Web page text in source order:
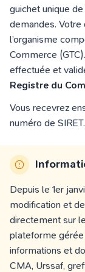
guichet unique
demandes. Votre
l’organisme
Commerce
effectuée et
Registre du
Vous recevrez
numéro de SIRET.
Depuis le 1er
modification et
directement sur le
plateforme
informations et
CMA, Urssaf,